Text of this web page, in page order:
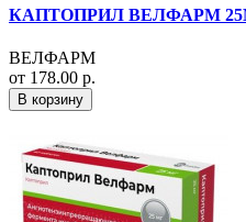
КАПТОПРИЛ ВЕЛФАРМ
ВЕЛФАРМ
от 178.00 р.
В корзину